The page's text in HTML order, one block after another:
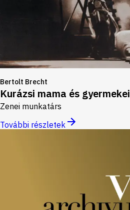
Bertolt Brecht
Kurázsi mama és gyermekei
Zenei munkatárs
További részletek